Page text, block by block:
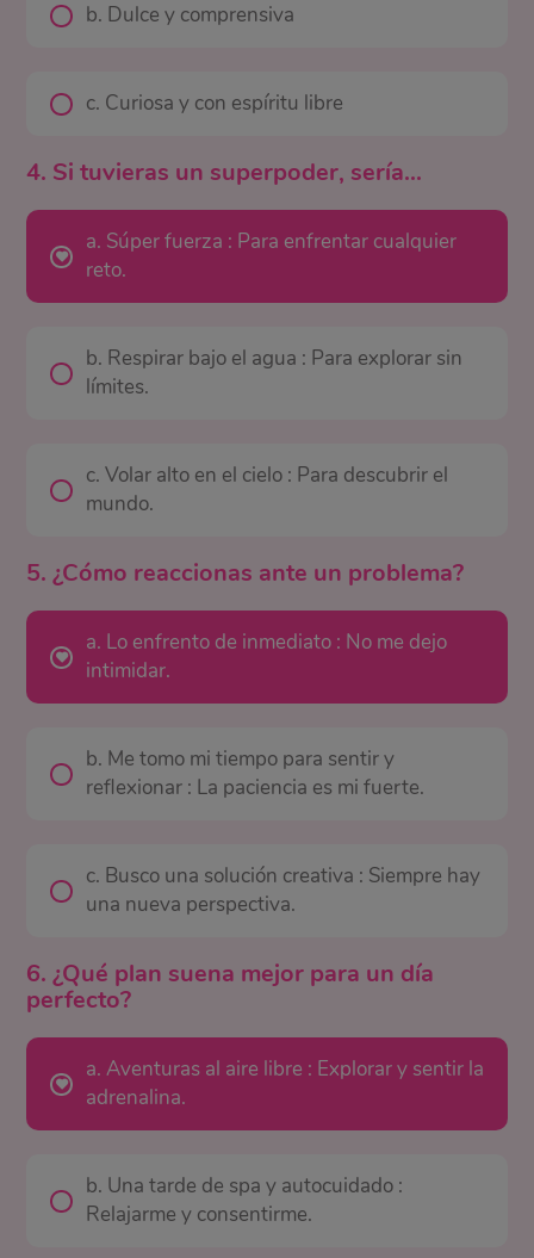
b. Dulce y comprensiva
c. Curiosa y con espíritu libre
4. Si tuvieras un superpoder, sería...
a. Súper fuerza : Para enfrentar cualquier
reto.
b. Respirar bajo el agua : Para explorar sin
límites.
c. Volar alto en el cielo : Para descubrir el
mundo.
5. ¿Cómo reaccionas ante un problema?
a. Lo enfrento de inmediato : No me dejo
intimidar.
b. Me tomo mi tiempo para sentir y
reflexionar : La paciencia es mi fuerte.
c. Busco una solución creativa : Siempre hay
una nueva perspectiva.
6. ¿Qué plan suena mejor para un día
perfecto?
a. Aventuras al aire libre : Explorar y sentir la
adrenalina.
b. Una tarde de spa y autocuidado :
Relajarme y consentirme.